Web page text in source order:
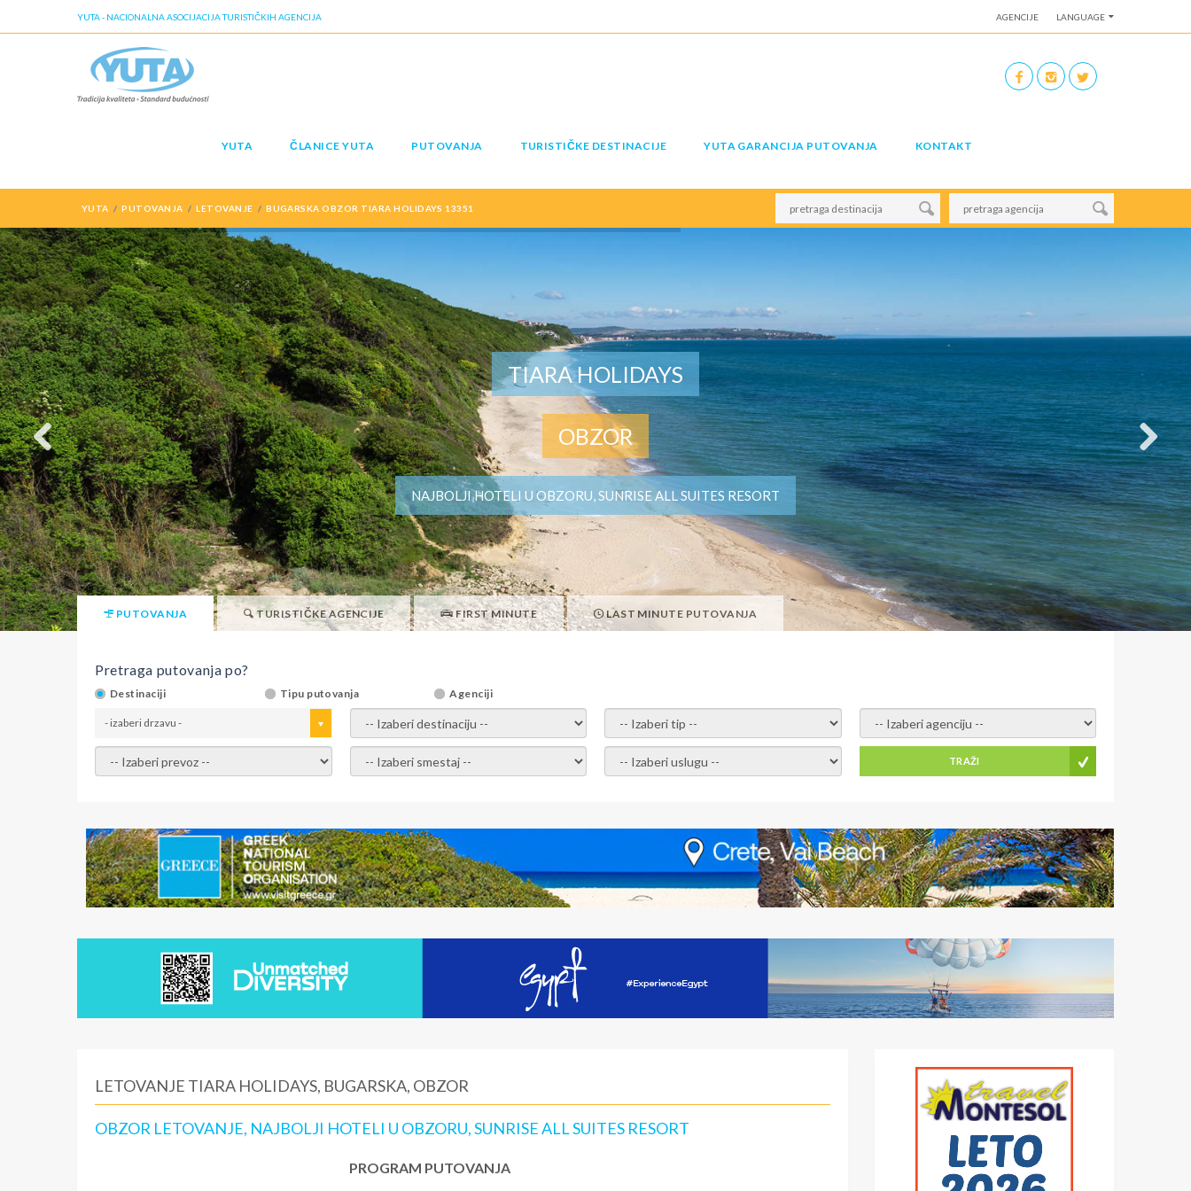
AGENCIJE LANGUAGE
YUTA - NACIONALNA ASOCIJACIJA TURISTIČKIH AGENCIJA
YUTA ČLANICE YUTA PUTOVANJA TURISTIČKE DESTINACIJE YUTA GARANCIJA PUTOVANJA KONTAKT
YUTA PUTOVANJA LETOVANJE BUGARSKA OBZOR TIARA HOLIDAYS 13351
TIARA HOLIDAYS
OBZOR
NAJBOLJI HOTELI U OBZORU, SUNRISE ALL SUITES RESORT
PUTOVANJA TURISTIČKE AGENCIJE FIRST MINUTE LAST MINUTE PUTOVANJA
Pretraga putovanja po?
Destinaciji Tipu putovanja Agenciji
- izaberi drzavu - - izaberi destinaciju - - izaberi tip - - izaberi agenciju -
- izaberi prevoz - - Izaberite smestaj - - Izaberite uslugu - TRAŽI
LETOVANJE TIARA HOLIDAYS, BUGARSKA, OBZOR
OBZOR LETOVANJE, NAJBOLJI HOTELI U OBZORU, SUNRISE ALL SUITES RESORT
PROGRAM PUTOVANJA